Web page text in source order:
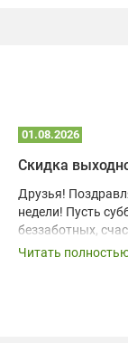
01.08.2026
Скидка
Друзья!
недели! Пусть
беззаботных,
Читать